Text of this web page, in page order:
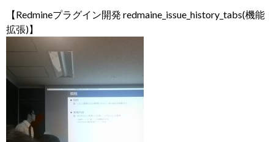
【Redmineプラグイン開発 redmaine_issue_history_tabs(機能
拡張)】